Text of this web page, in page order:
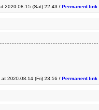
2020.08.15 (Sat) 22:43 / Permanent link
at 2020.08.14 (Fri) 23:56 / Permanent link